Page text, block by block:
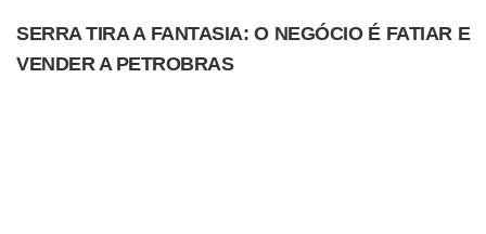
SERRA TIRA A FANTASIA: O NEGÓCIO É FATIAR E
VENDER A PETROBRAS